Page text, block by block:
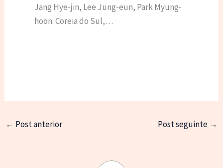
Jang Hye-jin, Lee Jung-eun, Park Myung-
hoon. Coreia do Sul,…
← Post anterior Post seguinte →